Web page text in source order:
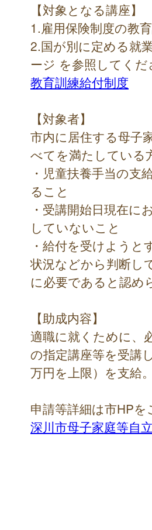
【対象となる講座】
1.雇用保険制度の教
2.国が別に定める就
ージ を参照してくだ
教育訓練給付制度
【対象者】
市内に居住する母子
べてを満たしている
・児童扶養手当の
ること
・受講開始日現在に
していないこと
・給付を受けようと
状況などから判断し
に必要であると認め
【助成内容】
適職に就くために、
の指定講座等を受講
万円を上限）を支給。
申請等詳細は市HPを
深川市母子家庭等自